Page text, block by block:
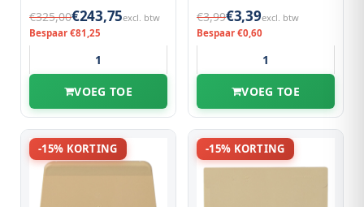
€325,00€243,75excl. btw
Bespaar €81,25
VOEG TOE
€3,99€3,39excl. btw
Bespaar €0,60
VOEG TOE
-15% KORTING -15% KORTING